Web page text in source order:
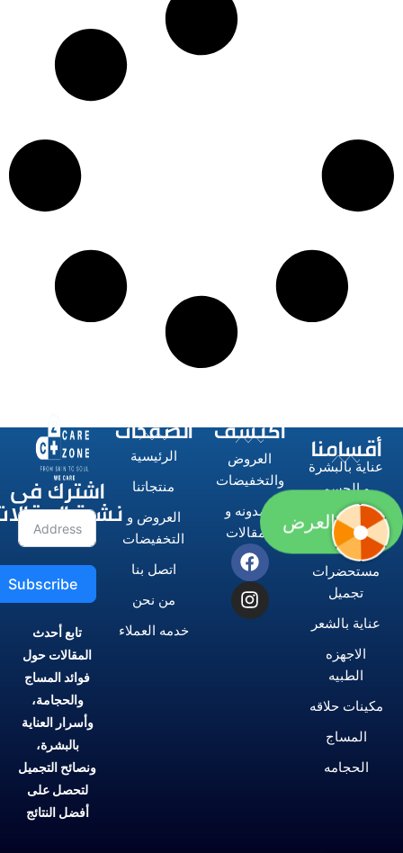
أقسامنا
عناية بالبشرة
و الجسم
الاستشوارات
و المكاوى
مستحضرات
تجميل
عناية بالشعر
الاجهزه
الطبيه
مكينات حلاقه
المساج
الحجامه
اكتشف
العروض
والتخفيضات
المدونه و
المقالات
الصفحات
الرئيسية
منتجاتنا
العروض و
التخفيضات
اتصل بنا
من نحن
خدمه العملاء
الحق العرض
اشترك فى
نشرة
Subscribe
تابع أحدث
المقالات حول
فوائد المساج
والحجامة،
وأسرار العناية
بالبشرة،
ونصائح التجميل
لتحصل على
أفضل النتائج